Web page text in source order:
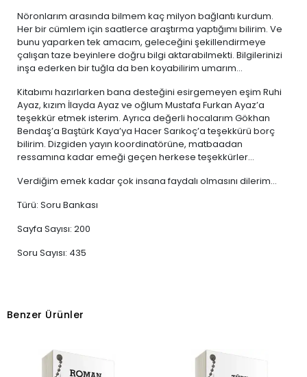
Nöronlarım arasında bilmem kaç milyon bağlantı kurdum.
Her bir cümlem için saatlerce araştırma yaptığımı bilirim. Ve
bunu yaparken tek amacım, geleceğini şekillendirmeye
çalışan taze beyinlere doğru bilgi aktarabilmekti. Bilgilerinizi
inşa ederken bir tuğla da ben koyabilirim umarım...
Kitabımı hazırlarken bana desteğini esirgemeyen eşim Ruhi
Ayaz, kızım İlayda Ayaz ve oğlum Mustafa Furkan Ayaz’a
teşekkür etmek isterim. Ayrıca değerli hocalarım Gökhan
Bendaş’a Baştürk Kaya’ya Hacer Sarıkoç’a teşekkürü borç
bilirim. Dizgiden yayın koordinatörüne, matbaadan
ressamına kadar emeği geçen herkese teşekkürler...
Verdiğim emek kadar çok insana faydalı olmasını dilerim...
Türü: Soru Bankası
Sayfa Sayısı: 200
Soru Sayısı: 435
Benzer Ürünler